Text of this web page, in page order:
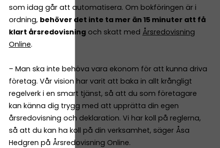
som idag går att automatisera. Om bokföringen är i
ordning, behöver det inte ta mer än 15 minuter att få
klart årsredovisning och skatt med Årsredovisning
Online.
– Man ska inte behöva vara ekonom för att kunna driva
företag. Vår vision har varit att baka in allt krångligt
regelverk i en smart tjänst, så att du som företagare
kan känna dig trygg med att upprätta din egen
årsredovisning och deklaration. Vi har koll på reglerna,
så att du kan ha koll på din verksamhet, säger Åsa
Hedgren på Årsredovisning Online.